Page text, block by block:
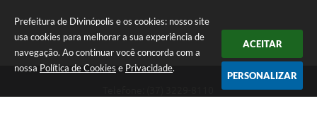
Prefeitura de Divinópolis e os cookies: nosso site
usa cookies para melhorar a sua experiência de
navegação. Ao continuar você concorda com a
nossa Política de Cookies e Privacidade.
ACEITAR
PERSONALIZAR